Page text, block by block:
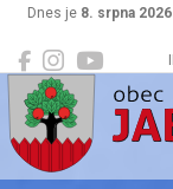
Dnes je 8. srpna 2026
Jablůnka